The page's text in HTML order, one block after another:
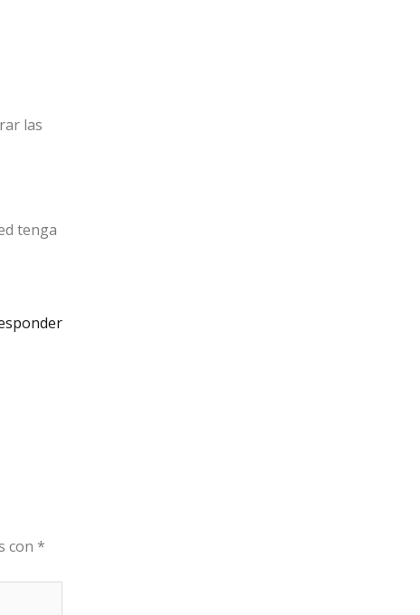
las
tenga
con *